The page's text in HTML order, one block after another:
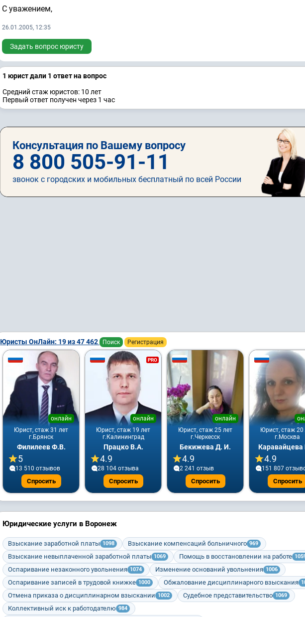
С уважением,
26.01.2005, 12:35
Задать вопрос юристу
1 юрист дали 1 ответ на вопрос
Средний стаж юристов: 10 лет
Первый ответ получен через 1 час
Консультация по Вашему вопросу
8 800 505-91-11
звонок с городских и мобильных бесплатный по всей России
Юристы ОнЛайн: 19 из 47 462 Поиск Регистрация
Юрист, стаж 31 лет
онлайн
г.Брянск
Филилеев Ф.В.
5
13 510 отзывов
Спросить
PRO
Юрист, стаж 19 лет
онлайн
г.Калининград
Працко В.А.
4.9
28 104 отзывa
Спросить
Юрист, стаж 25 лет
онлайн
г.Черкесск
Бекижева Д. И.
4.9
2 241 отзыв
Спросить
Юрист, стаж 20
г.Москва
Каравайцева
4.9
151 807
Спросить
Юридические услуги в Воронеж
Взыскание заработной платы 1098 Взыскание компенсаций больничного 969
Взыскание невыплаченной заработной платы 1069 Помощь в восстановлении на работе
Оспаривание незаконного увольнения 1074 Изменение оснований увольнения 1006
Оспаривание записей в трудовой книжке 1000 Обжалование дисциплинарного взыскания
Отмена приказа о дисциплинарном взыскании 1002 Судебное представительство 1069
Коллективный иск к работодателю 984